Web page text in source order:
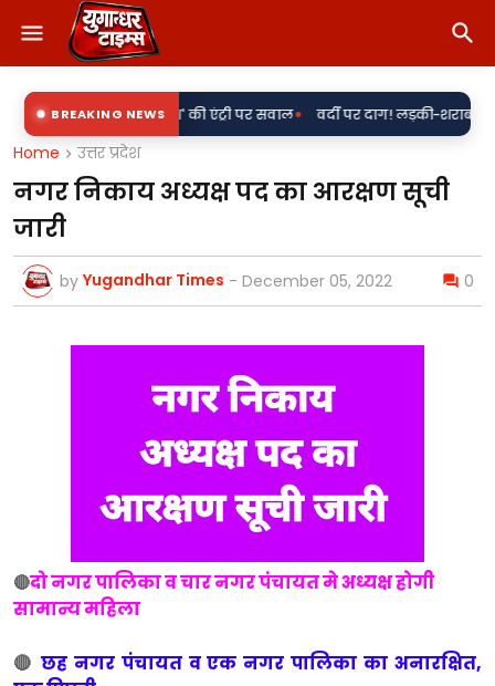
BREAKING NEWS
के साथ 'राकेश' की एंट्री पर सवाल• वर्दी पर दाग! लड़की-शराब की मांग और
Home उत्तर प्रदेश
नगर निकाय अध्यक्ष पद का आरक्षण सूची
जारी
by Yugandhar Times - December 05, 2022 0
🔴दो नगर पालिका व चार नगर पंचायत मे अध्यक्ष होगी
सामान्य महिला
🔴 छह नगर पंचायत व एक नगर पालिका का अनारक्षित,